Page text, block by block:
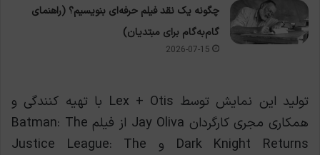
چگونه یک نقد فیلم حرفه‌ای بنویسیم؟ (راهنمای
گام‌به‌گام برای مبتدیان)
2026-07-15
تولید این نمایش توسط Lex + Otis با تهیه کنندگی و
همکاری مجری کارگردان Jay Oliva از فیلم Batman: The
Dark Knight Returns و Justice League: The